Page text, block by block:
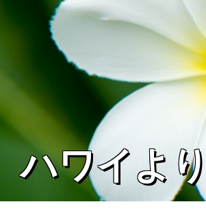
ハワイよ